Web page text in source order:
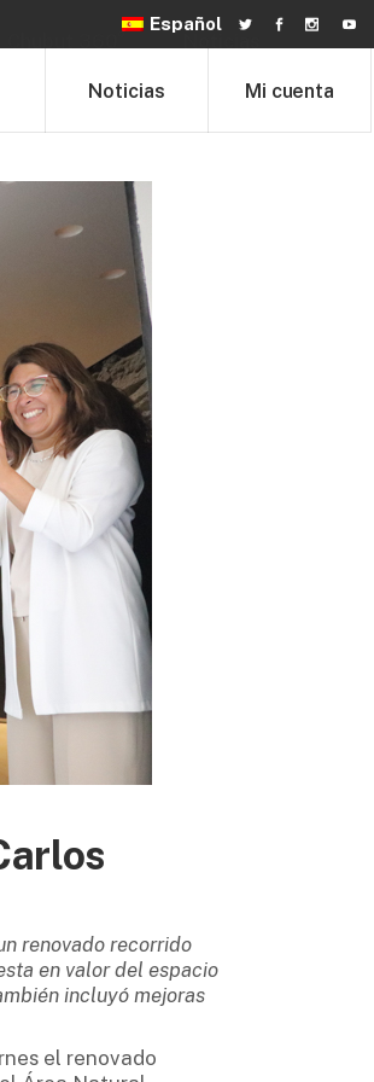
Español
Noticias Mi cuenta
renovado recorrido
en valor del espacio
incluyó mejoras
el renovado